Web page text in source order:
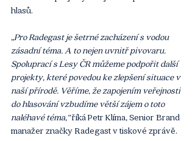
hlasů.
„Pro Radegast je šetrné zacházení s vodou
zásadní téma. A to nejen uvnitř pivovaru.
Spoluprací s Lesy ČR můžeme podpořit další
projekty, které povedou ke zlepšení situace v
naší přírodě. Věříme, že zapojením veřejnosti
do hlasování vzbudíme větší zájem o toto
naléhavé téma,“ říká Petr Klíma, Senior Brand
manažer značky Radegast v tiskové zprávě.